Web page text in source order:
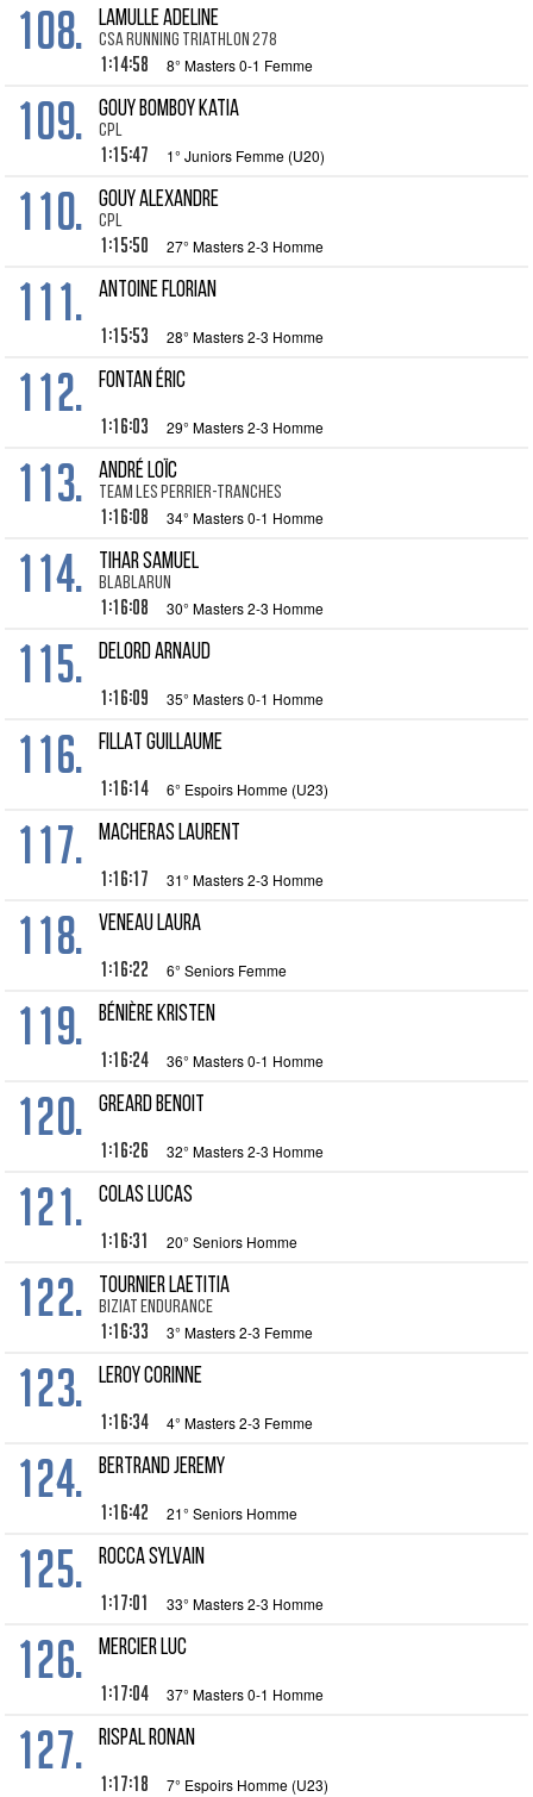
108. LAMULLE Adeline
CSA Running triathlon 278
1:14:58 8° Masters 0-1 Femme
109. GOUY BOMBOY Katia
CPL
1:15:47 1° Juniors Femme (U20)
110. GOUY Alexandre
CPL
1:15:50 27° Masters 2-3 Homme
111. ANTOINE Florian
1:15:53 28° Masters 2-3 Homme
112. FONTAN Éric
1:16:03 29° Masters 2-3 Homme
113. ANDRÉ Loïc
Team Les Perrier-Tranches
1:16:08 34° Masters 0-1 Homme
114. TIHAR Samuel
Blablarun
1:16:08 30° Masters 2-3 Homme
115. DELORD Arnaud
1:16:09 35° Masters 0-1 Homme
116. FILLAT Guillaume
1:16:14 6° Espoirs Homme (U23)
117. MACHERAS Laurent
1:16:17 31° Masters 2-3 Homme
118. VENEAU Laura
1:16:22 6° Seniors Femme
119. BÉNIÈRE Kristen
1:16:24 36° Masters 0-1 Homme
120. GREARD Benoit
1:16:26 32° Masters 2-3 Homme
121. COLAS Lucas
1:16:31 20° Seniors Homme
122. TOURNIER Laetitia
Biziat endurance
1:16:33 3° Masters 2-3 Femme
123. LEROY Corinne
1:16:34 4° Masters 2-3 Femme
124. BERTRAND Jeremy
1:16:42 21° Seniors Homme
125. ROCCA Sylvain
1:17:01 33° Masters 2-3 Homme
126. MERCIER Luc
1:17:04 37° Masters 0-1 Homme
127. RISPAL Ronan
1:17:18 7° Espoirs Homme (U23)